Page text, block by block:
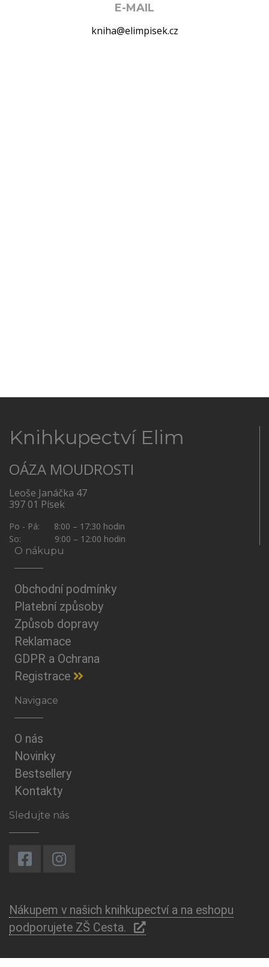
E-MAIL
kniha@elimpisek.cz
Knihkupectví Elim
OÁZA MOUDROSTI
Leoše Janáčka 47
397 01 Písek
Po - Pá: 8:00 – 17:30 hodin
So: 9:00 – 12:00 hodin
O nákupu
Obchodní podmínky
Platební způsoby
Způsob dopravy
Reklamace
GDPR a Ochrana
Registrace
Navigace
O nás
Novinky
Bestsellery
Kontakty
Sledujte nás
Nákupem v našich knihkupectví a na eshopu
podporujete ZŠ Cesta.